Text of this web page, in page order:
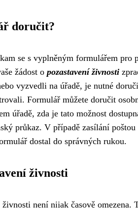
doručit?
se s vyplněným formulářem pro
žádost o pozastavení živnosti
vyzvedli na úřadě, je nutné
Formulář můžete doručit
úřadě, zda je tato možnost
průkaz. V případě zasílání
dostal do správných rukou.
živnosti
není nijak časově